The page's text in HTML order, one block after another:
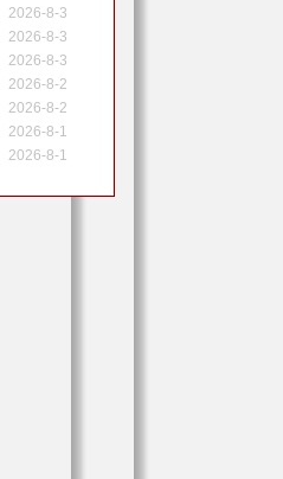
2026-8-3
2026-8-3
2026-8-3
2026-8-2
2026-8-2
2026-8-1
2026-8-1